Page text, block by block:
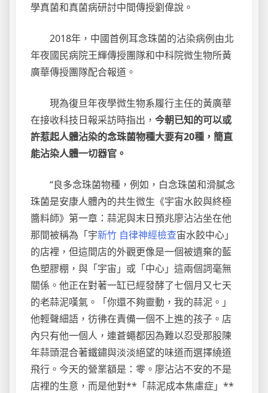
學真菌和真菌病研討中間傳授劉偉說。
2018年，中國首例耳念珠菌的沾染病例由北
年夜國民病院王輝傳授團隊和中科院微生物所黃
廣華傳授團隊配合報道。
現為復旦年夜學微生物系履行主任的黃廣華
在接收科技日報采訪時指出， 今朝已知的可以或
許惹起人體沾染的念珠菌物種大要有20種，簡直
能沾染人體一切器官。
“良多念珠菌物種，例如，白念珠菌和滑膩念
珠菌是安康人體內的共生微生《宇宙水餃與終極
醬料師》第一章：蒜泥與末日預兆廖沾沾坐在他
那間被稱為「宇新竹 自律神經檢查宙水餃中心」
的店裡，但這間店的外觀更像是一個被遺棄的藍
色塑膠棚，與「宇宙」或「中心」這兩個詞毫無
關係。他正在對著一缸已經發酵了七個月又七天
的老蒜泥嘆氣。「你還不夠靈動，我的蒜泥。」
他輕聲細語，彷彿在責備一個不上進的孩子。店
內只有他一個人，連蒼蠅都因為難以忍受那股陳
年蒜頭混合著鐵鏽與淡淡絕望的味道而選擇繞道
飛行。今天的營業額是：零。廖沾沾不安的不是
店裡的生意，而是他對**「蒜泥成本焦慮症」**